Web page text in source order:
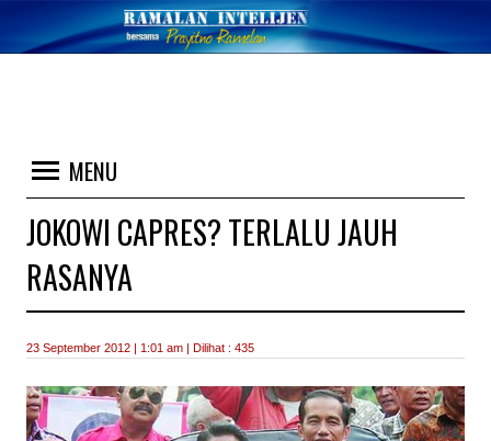
MENU
JOKOWI CAPRES? TERLALU JAUH
RASANYA
23 September 2012 | 1:01 am | Dilihat : 435